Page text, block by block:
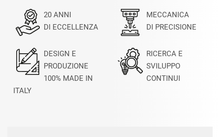
20 ANNI
DI ECCELLENZA
MECCANICA
DI PRECISIONE
DESIGN E
PRODUZIONE
100% MADE IN
ITALY
RICERCA E
SVILUPPO
CONTINUI